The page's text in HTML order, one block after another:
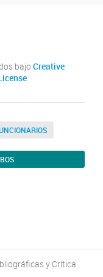
bajo Creative
y Crítica